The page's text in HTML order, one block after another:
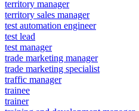
territory manager
territory sales manager
test automation engineer
test lead
test manager
trade marketing manager
trade marketing specialist
traffic manager
trainee
trainer